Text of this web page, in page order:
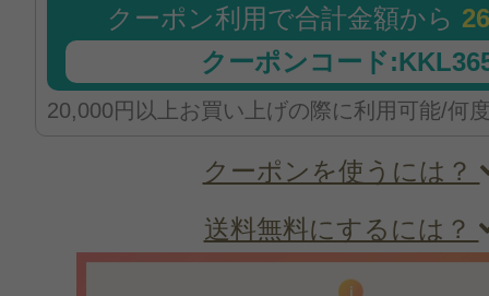
クーポン利用で合計金額から
クーポンコード
20,000円以上お買い上げの際に利用可能/何
クーポンを使うには？
送料無料にするには？